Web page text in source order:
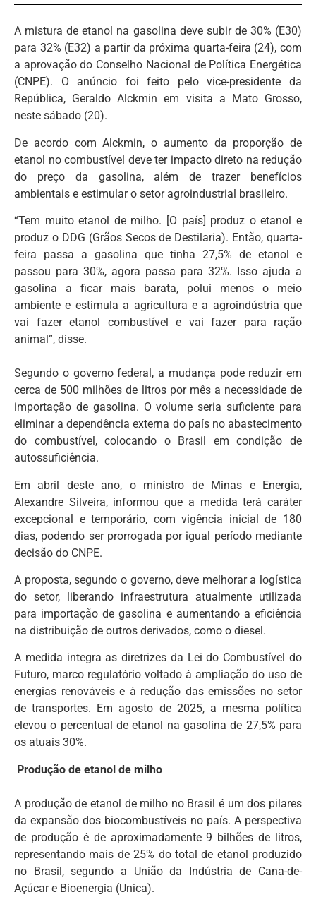
A mistura de etanol na gasolina deve subir de 30% (E30)
para 32% (E32) a partir da próxima quarta-feira (24), com
a aprovação do Conselho Nacional de Política Energética
(CNPE). O anúncio foi feito pelo vice-presidente da
República, Geraldo Alckmin em visita a Mato Grosso,
neste sábado (20).
De acordo com Alckmin, o aumento da proporção de
etanol no combustível deve ter impacto direto na redução
do preço da gasolina, além de trazer benefícios
ambientais e estimular o setor agroindustrial brasileiro.
“Tem muito etanol de milho. [O país] produz o etanol e
produz o DDG (Grãos Secos de Destilaria). Então, quarta-
feira passa a gasolina que tinha 27,5% de etanol e
passou para 30%, agora passa para 32%. Isso ajuda a
gasolina a ficar mais barata, polui menos o meio
ambiente e estimula a agricultura e a agroindústria que
vai fazer etanol combustível e vai fazer para ração
animal”, disse.
Segundo o governo federal, a mudança pode reduzir em
cerca de 500 milhões de litros por mês a necessidade de
importação de gasolina. O volume seria suficiente para
eliminar a dependência externa do país no abastecimento
do combustível, colocando o Brasil em condição de
autossuficiência.
Em abril deste ano, o ministro de Minas e Energia,
Alexandre Silveira, informou que a medida terá caráter
excepcional e temporário, com vigência inicial de 180
dias, podendo ser prorrogada por igual período mediante
decisão do CNPE.
A proposta, segundo o governo, deve melhorar a logística
do setor, liberando infraestrutura atualmente utilizada
para importação de gasolina e aumentando a eficiência
na distribuição de outros derivados, como o diesel.
A medida integra as diretrizes da Lei do Combustível do
Futuro, marco regulatório voltado à ampliação do uso de
energias renováveis e à redução das emissões no setor
de transportes. Em agosto de 2025, a mesma política
elevou o percentual de etanol na gasolina de 27,5% para
os atuais 30%.
Produção de etanol de milho
A produção de etanol de milho no Brasil é um dos pilares
da expansão dos biocombustíveis no país. A perspectiva
de produção é de aproximadamente 9 bilhões de litros,
representando mais de 25% do total de etanol produzido
no Brasil, segundo a União da Indústria de Cana-de-
Açúcar e Bioenergia (Unica).